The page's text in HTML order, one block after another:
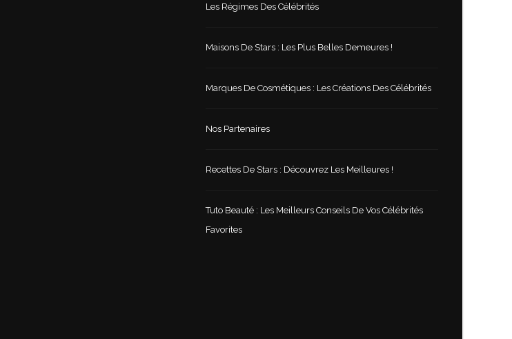
Les Régimes Des Célébrités
Maisons De Stars : Les Plus Belles Demeures !
Marques De Cosmétiques : Les Créations Des Célébrités
Nos Partenaires
Recettes De Stars : Découvrez Les Meilleures !
Tuto Beauté : Les Meilleurs Conseils De Vos Célébrités
Favorites